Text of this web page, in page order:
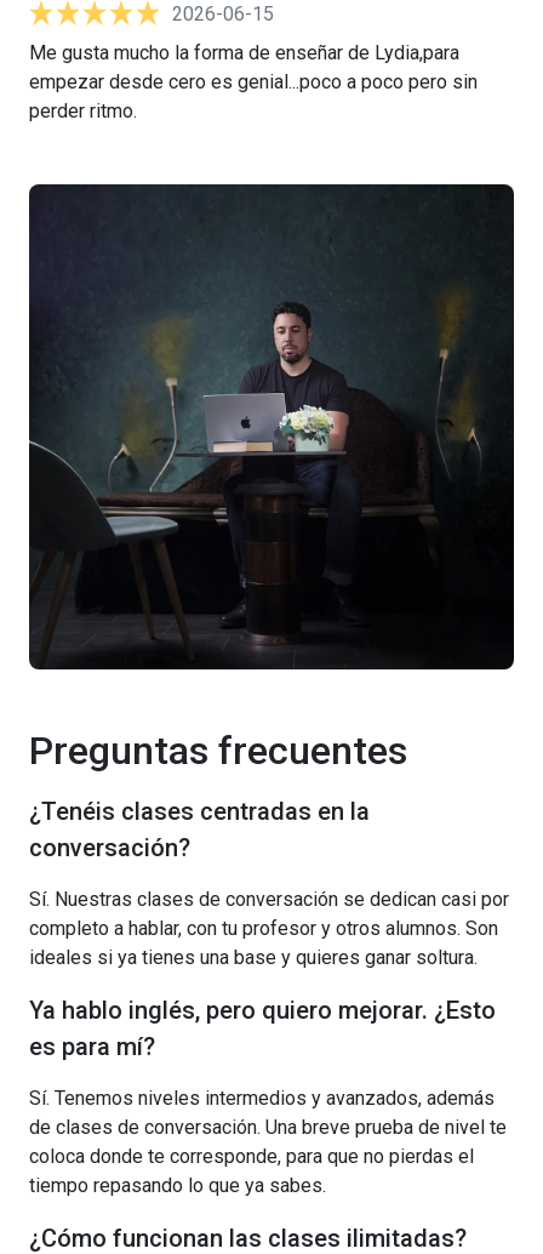
2026-06-15
Me gusta mucho la forma de enseñar de Lydia,para
empezar desde cero es genial...poco a poco pero sin
perder ritmo.
Preguntas frecuentes
¿Tenéis clases centradas en la
conversación?
Sí. Nuestras clases de conversación se dedican casi por
completo a hablar, con tu profesor y otros alumnos. Son
ideales si ya tienes una base y quieres ganar soltura.
Ya hablo inglés, pero quiero mejorar. ¿Esto
es para mí?
Sí. Tenemos niveles intermedios y avanzados, además
de clases de conversación. Una breve prueba de nivel te
coloca donde te corresponde, para que no pierdas el
tiempo repasando lo que ya sabes.
¿Cómo funcionan las clases ilimitadas?